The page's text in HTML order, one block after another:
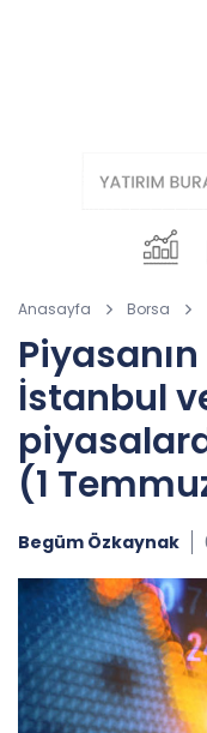
Anasayfa Borsa
İstanbul
(1
Begüm Özkaynak